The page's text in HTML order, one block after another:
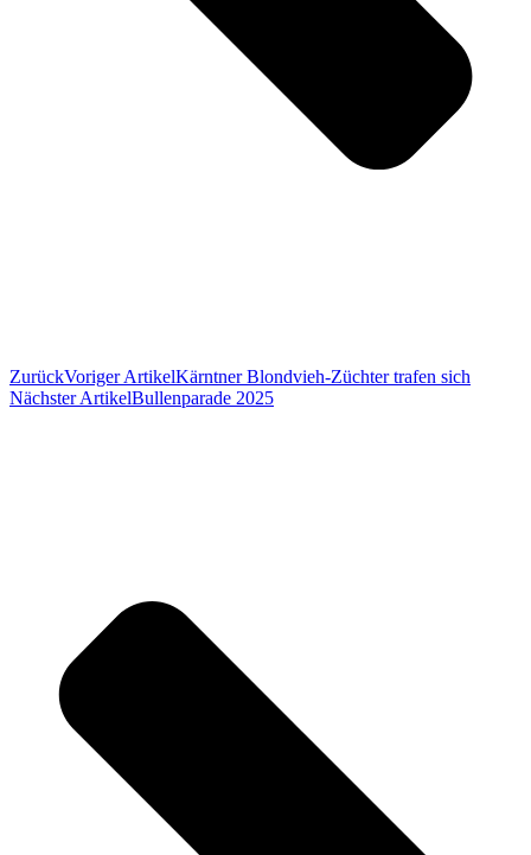
ZurückVoriger ArtikelKärntner Blondvieh-Züchter trafen sich
Nächster ArtikelBullenparade 2025